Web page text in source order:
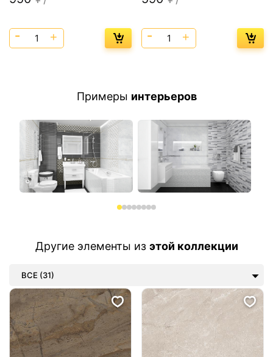
Примеры интерьеров
Другие элементы из этой коллекции
ВСЕ (31)